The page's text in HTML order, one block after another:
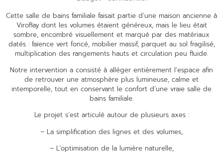
Cette salle de bains familiale faisait partie d’une maison ancienne à
Viroflay dont les volumes étaient généreux, mais le lieu était
sombre, encombré visuellement et marqué par des matériaux
datés : faïence vert foncé, mobilier massif, parquet au sol fragilisé,
multiplication des rangements hauts et circulation peu fluide.
Notre intervention a consisté à alléger entièrement l’espace afin
de retrouver une atmosphère plus lumineuse, calme et
intemporelle, tout en conservant le confort d’une vraie salle de
bains familiale.
Le projet s’est articulé autour de plusieurs axes :
– La simplification des lignes et des volumes,
– L’optimisation de la lumière naturelle,